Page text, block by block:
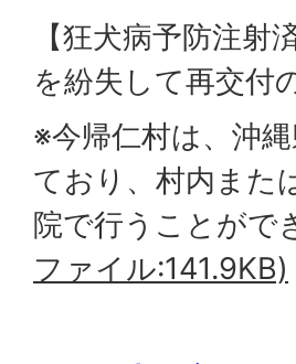
【狂犬病予防注
を紛失して再交付
※今帰仁村は、沖
ており、村内また
院で行うことがで
ファイル:141.9KB)